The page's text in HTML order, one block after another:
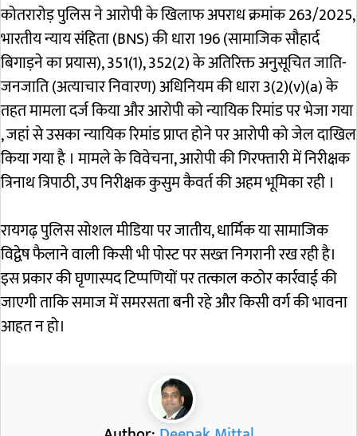
कोतरारोड़ पुलिस ने आरोपी के खिलाफ अपराध क्रमांक 263/2025,
भारतीय न्याय संहिता (BNS) की धारा 196 (सामाजिक सौहार्द
बिगाड़ने का प्रयास), 351(1), 352(2) के अतिरिक्त अनुसूचित जाति-
जनजाति (अत्याचार निवारण) अधिनियम की धारा 3(2)(v)(a) के
तहत मामला दर्ज किया और आरोपी को न्यायिक रिमांड पर भेजा गया
, जहां से उसका न्यायिक रिमांड प्राप्त होने पर आरोपी को जेल दाखिल
किया गया है । मामले के विवेचना, आरोपी की गिरफ्तारी में निरीक्षक
त्रिनाथ त्रिपाठी, उप निरीक्षक कुसुम कैवर्त की अहम भूमिका रही ।
रायगढ़ पुलिस सोशल मीडिया पर जातीय, धार्मिक या सामाजिक
विद्वेष फैलाने वाली किसी भी पोस्ट पर सख्त निगरानी रख रही है।
इस प्रकार की घृणास्पद टिप्पणियों पर तत्काल कठोर कार्रवाई की
जाएगी ताकि समाज में समरसता बनी रहे और किसी वर्ग की भावना
आहत न हो।